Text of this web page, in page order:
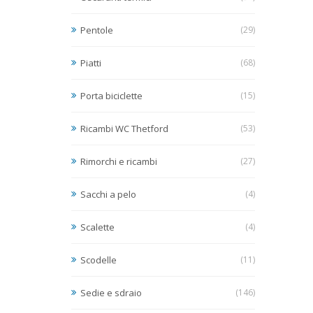
Pentole (29)
Piatti (68)
Porta biciclette (15)
Ricambi WC Thetford (53)
Rimorchi e ricambi (27)
Sacchi a pelo (4)
Scalette (4)
Scodelle (11)
Sedie e sdraio (146)